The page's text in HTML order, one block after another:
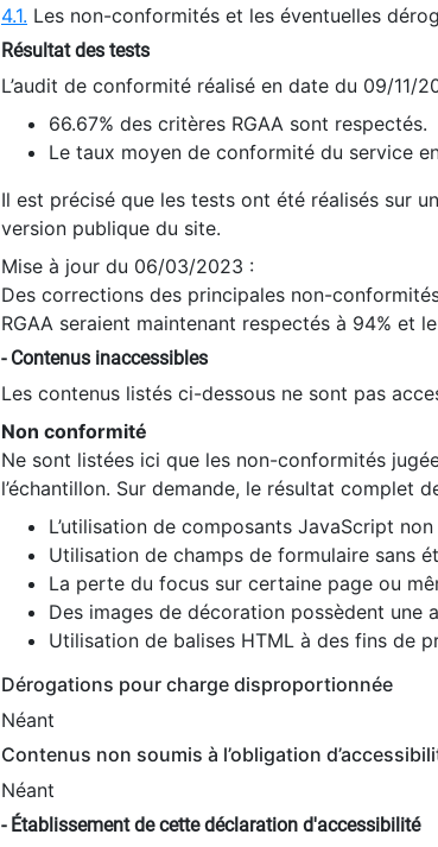
4.1. Les non-conformités et les éventuelles
Résultat des tests
L’audit de conformité réalisé en date du 09/11/
66.67% des critères RGAA sont respectés.
Le taux moyen de conformité du service
Il est précisé que les tests ont été réalisés sur
version publique du site.
Mise à jour du 06/03/2023 :
Des corrections des principales non-
RGAA seraient maintenant respectés à 94% et
- Contenus inaccessibles
Les contenus listés ci-dessous ne sont pas
Non conformité
Ne sont listées ici que les non-conformités
l’échantillon. Sur demande, le résultat complet
L’utilisation de composants JavaScript
Utilisation de champs de formulaire sans
La perte du focus sur certaine page ou
Des images de décoration possèdent une
Utilisation de balises HTML à des fins de
Dérogations pour charge disproportionnée
Néant
Contenus non soumis à l’obligation
Néant
- Établissement de cette déclaration d'accessibilité